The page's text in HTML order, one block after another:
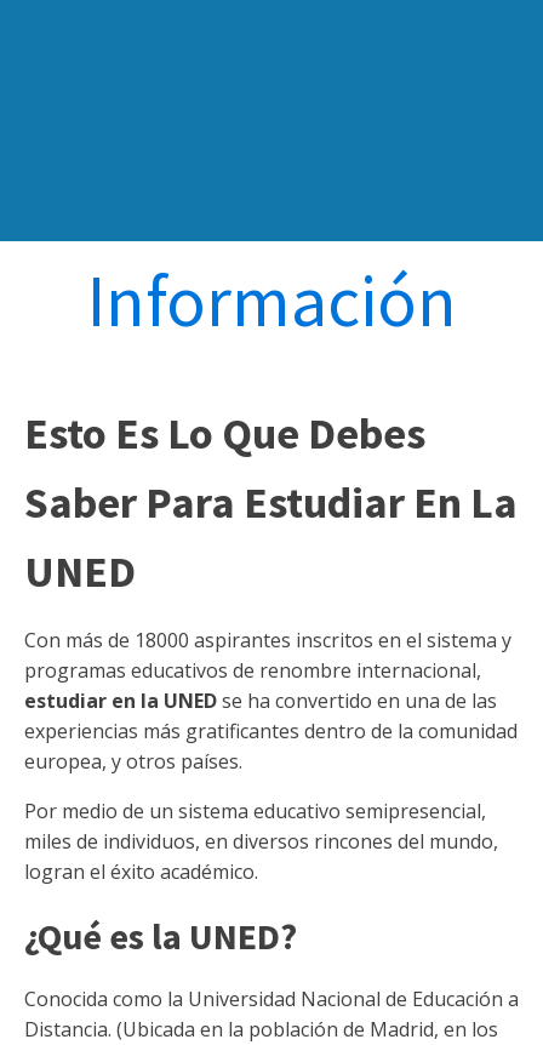
Información
Esto Es Lo Que Debes
Saber Para Estudiar En La
UNED
Con más de 18000 aspirantes inscritos en el sistema y
programas educativos de renombre internacional,
estudiar en la UNEDse ha convertido en una de las
experiencias más gratificantes dentro de la comunidad
europea, y otros países.
Por medio de un sistema educativo semipresencial,
miles de individuos, en diversos rincones del mundo,
logran el éxito académico.
¿Qué es la UNED?
Conocida como la Universidad Nacional de Educación a
Distancia. (Ubicada en la población de Madrid, en los